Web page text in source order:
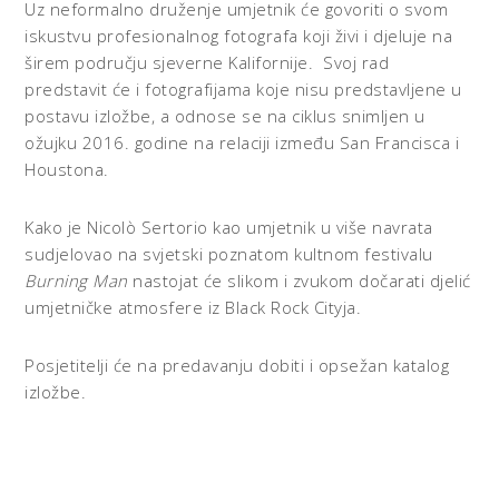
Uz neformalno druženje umjetnik će govoriti o svom
iskustvu profesionalnog fotografa koji živi i djeluje na
širem području sjeverne Kalifornije. Svoj rad
predstavit će i fotografijama koje nisu predstavljene u
postavu izložbe, a odnose se na ciklus snimljen u
ožujku 2016. godine na relaciji između San Francisca i
Houstona.
Kako je Nicolò Sertorio kao umjetnik u više navrata
sudjelovao na svjetski poznatom kultnom festivalu
Burning Man nastojat će slikom i zvukom dočarati djelić
umjetničke atmosfere iz Black Rock Cityja.
Posjetitelji će na predavanju dobiti i opsežan katalog
izložbe.